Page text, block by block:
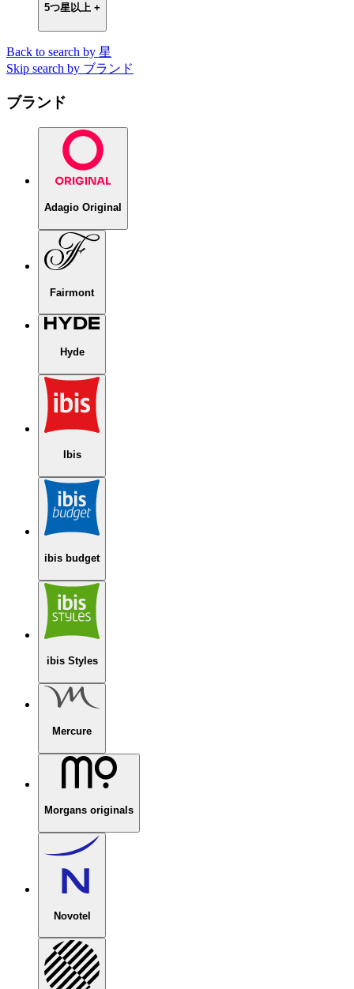
5つ星以上 +
Back to search by 星
Skip search by ブランド
ブランド
Adagio Original
Fairmont
Hyde
Ibis
ibis budget
ibis Styles
Mercure
Morgans originals
Novotel